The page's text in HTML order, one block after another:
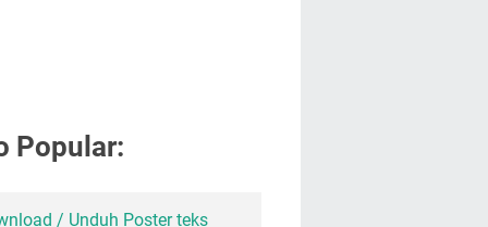
Popular:
/ Unduh Poster teks